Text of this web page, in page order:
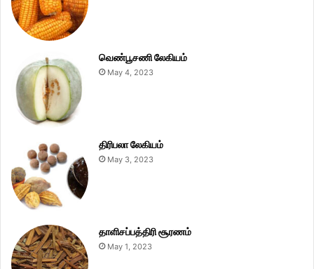
வெண்பூசணி லேகியம்
May 4, 2023
திரிபலா லேகியம்
May 3, 2023
தாளிசப்பத்திரி சூரணம்
May 1, 2023